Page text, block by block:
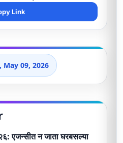
Link
May 09, 2026
एजन्सीत न जाता घरबसल्या